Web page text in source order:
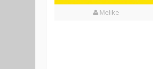
Melike